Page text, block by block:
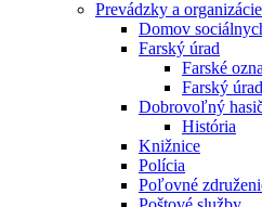
Prevádzky a organizácie
Domov
Farský úrad
Farské
Farský
Dobrovoľný
História
Knižnice
Polícia
Poľovné